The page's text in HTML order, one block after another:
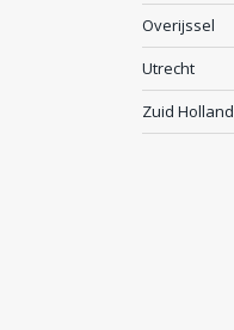
Overijssel
Utrecht
Zuid Holland